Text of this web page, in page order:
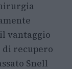
vantaggio
recupero
Snell